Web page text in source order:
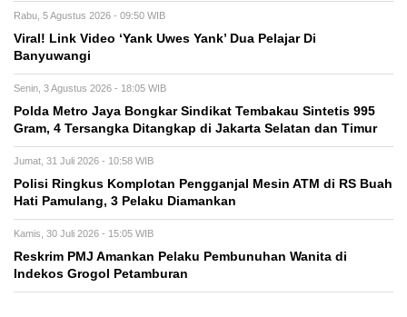
Rabu, 5 Agustus 2026 - 09:50 WIB
Viral! Link Video ‘Yank Uwes Yank’ Dua Pelajar Di
Banyuwangi
Senin, 3 Agustus 2026 - 18:05 WIB
Polda Metro Jaya Bongkar Sindikat Tembakau Sintetis 995
Gram, 4 Tersangka Ditangkap di Jakarta Selatan dan Timur
Jumat, 31 Juli 2026 - 10:58 WIB
Polisi Ringkus Komplotan Pengganjal Mesin ATM di RS Buah
Hati Pamulang, 3 Pelaku Diamankan
Kamis, 30 Juli 2026 - 15:05 WIB
Reskrim PMJ Amankan Pelaku Pembunuhan Wanita di
Indekos Grogol Petamburan